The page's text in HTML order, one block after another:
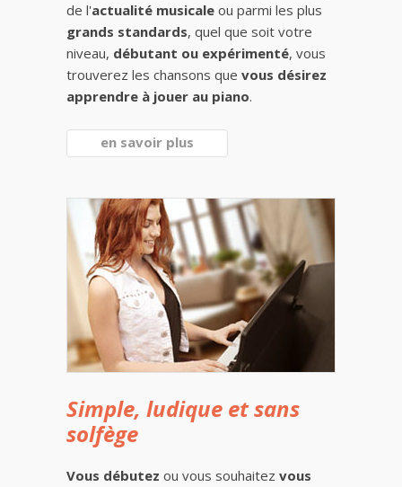
de l'actualité musicale ou parmi les plus
grands standards, quel que soit votre
niveau, débutant ou expérimenté, vous
trouverez les chansons que vous désirez
apprendre à jouer au piano.
en savoir plus
Simple, ludique et sans
solfège
Vous débutez ou vous souhaitez vous